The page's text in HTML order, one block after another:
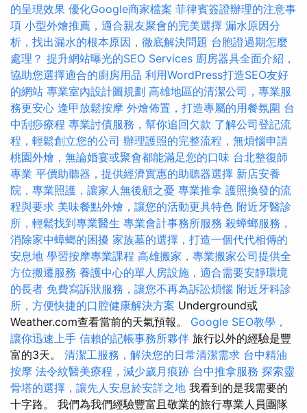
的呈現效果 優化Google商家檔案 菲律賓簽證辦理的注意事
項 小型外燴推薦，適合親友聚會的完美選擇 漏水原因分
析，找出漏水的根本原因，徹底解決問題 台胞證過期怎麼
處理？ 提升網站曝光的SEO Services 廚房器具全面介紹，
協助您選擇適合的廚房用品 利用WordPress打造SEO友好
的網站 專業室內設計圖規劃 高雄地區的清潔公司，專業服
務更安心 逢甲放鬆按摩 外燴佈置，打造專屬的用餐氛圍 台
中刮痧療程 專業討債服務，幫你追回欠款 了解公司登記流
程，輕鬆創立您的公司 辦理護照的完整流程，無煩惱申請
桃園外燴，無論婚宴或聚會都能滿足您的口味 台北整復師
專業 平價助聽器，提供經濟實惠的助聽器選擇 新店安養
院，專業照護，讓家人無後顧之憂 專業推拿 護照換發的流
程與要求 美味餐點外燴，讓您的活動更具特色 附近牙醫診
所，輕鬆找到專業醫生 專業會計事務所服務 殺蟑螂服務，
消除家中蟑螂的困擾 家族墓的選擇，打造一個代代相傳的
安息地 學習按摩專業課程 高雄搬家，專業搬家公司提供全
方位搬遷服務 養護中心的單人房設施，適合需要安靜環境
的長者 免費寫訴狀服務，讓您不再為訴訟煩惱 附近牙科診
所，方便快捷的口腔健康解決方案 Underground或
Weather.com查看當前的天氣預報。 Google SEO教學，
讓你迅速上手 信賴的記帳事務所夥伴 旅行以外的經驗是豐
富的3天。 清潔工服務，解決您的日常清潔需求 台中精油
按摩 法令紋醫美療程，減少歲月痕跡 台中推拿服務 探索靈
骨塔的選擇，讓先人安息於安詳之地 我看到的是我需要的
十字路。 我們為我們經驗豐富且敬業的旅行專業人員團隊